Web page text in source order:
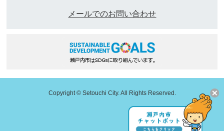
メールでのお問い合わせ
Copyright © Setouchi City. All Rights Reserved.